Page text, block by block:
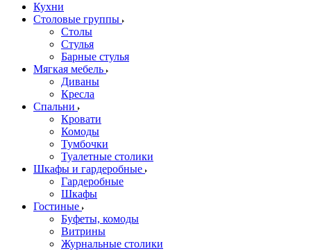
Кухни
Столовые группы
Столы
Стулья
Барные стулья
Мягкая мебель
Диваны
Кресла
Спальни
Кровати
Комоды
Тумбочки
Туалетные столики
Шкафы и гардеробные
Гардеробные
Шкафы
Гостиные
Буфеты, комоды
Витрины
Журнальные столики